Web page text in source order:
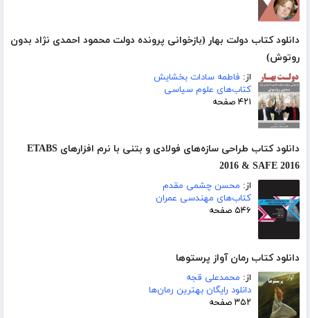
دانلود کتاب دولت بهار (بازخوانی پرونده دولت محمود احمدی نژاد بدون
روتوش)
از: فاطمه سادات بخشایش
کتاب‌های علوم سیاسی
۴۲۱ صفحه
دانلود کتاب طراحی سازه‌های فولادی و بتنی با نرم افزارهای ETABS
2016 & SAFE 2016
از: محسن چشمی مقدم
کتاب‌های مهندسی عمران
۵۴۶ صفحه
دانلود کتاب رمان آواز پرستوها
از: محمدعلی قجه
دانلود رایگان بهترین رمان‌ها
۳۵۲ صفحه